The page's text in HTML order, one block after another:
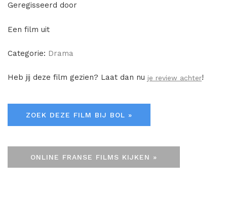
Geregisseerd door
Een film uit
Categorie: Drama
Heb jij deze film gezien? Laat dan nu je review achter!
ZOEK DEZE FILM BIJ BOL »
ONLINE FRANSE FILMS KIJKEN »